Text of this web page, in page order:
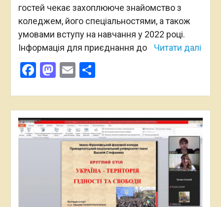
гостей чекає захоплююче знайомство з
коледжем, його спеціальностями, а також
умовами вступу на навчання у 2022 році.
Інформація для приєднання до
Читати далі
Facebook
Mastodon
EmailПоділитися